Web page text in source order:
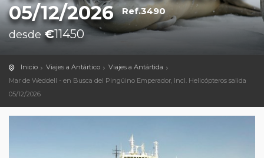
05/12/2026 Ref.3490
desde€11450
Inicio Viajes a Antártico
Viajes a Antártida
Mar de Weddell - en Busca del Pingüino Emperador, Incl. Helicópteros salida
05/12/2026